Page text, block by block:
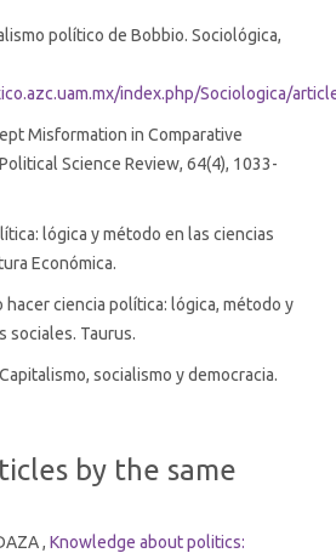
político de Bobbio. Sociológica,
index.php/Sociologica/
Misformation in Comparative
Science Review, 64(4), 1033-
lógica y método en las ciencias
Económica.
hacer ciencia política: lógica, método y
sociales. Taurus.
socialismo y democracia.
by the same
, Knowledge about politics: